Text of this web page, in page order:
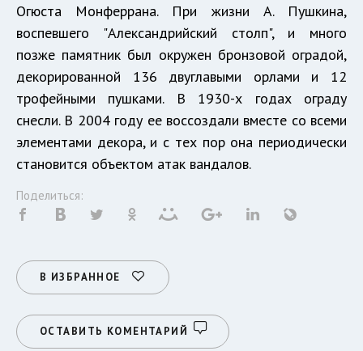
Огюста Монферрана. При жизни А. Пушкина,
воспевшего "Александрийский столп", и много
позже памятник был окружен бронзовой оградой,
декорированной 136 двуглавыми орлами и 12
трофейными пушками. В 1930-х годах ограду
снесли. В 2004 году ее воссоздали вместе со всеми
элементами декора, и с тех пор она периодически
становится объектом атак вандалов.
Поделиться:
В ИЗБРАННОЕ
ОСТАВИТЬ КОМЕНТАРИЙ